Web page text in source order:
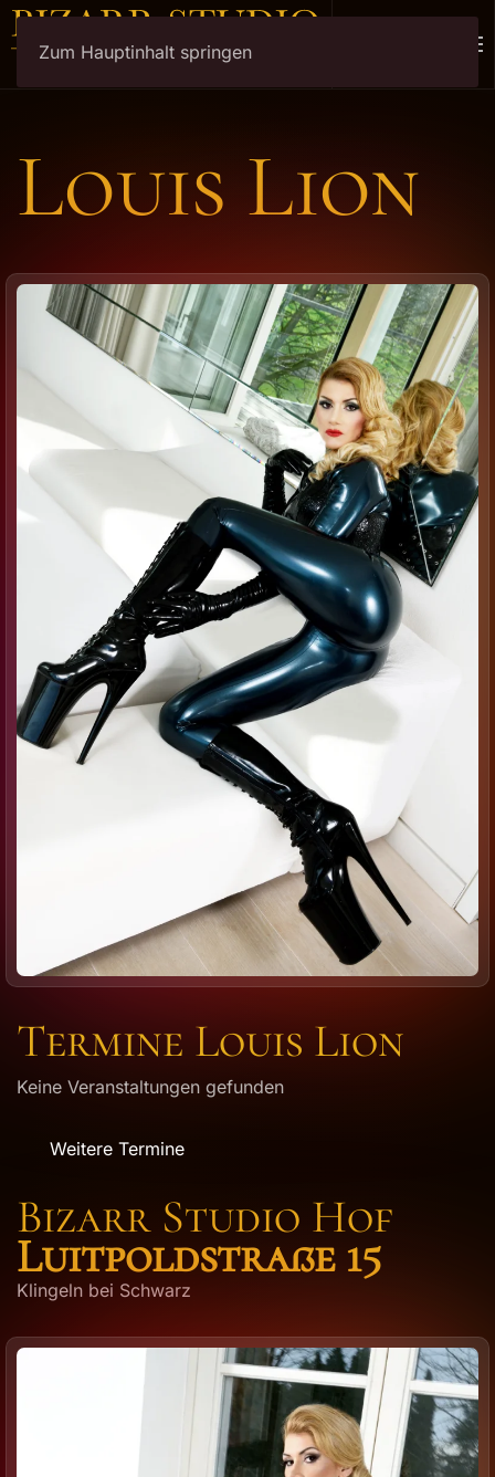
Zum Hauptinhalt springen
Louis Lion
Termine Louis Lion
Keine Veranstaltungen gefunden
Weitere Termine
Bizarr Studio Hof
Luitpoldstraße 15
Klingeln bei Schwarz